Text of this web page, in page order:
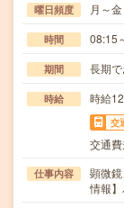
曜日頻度 月～金
時間 08:15
期間 長期
時給 時給
交
交通
仕事内容
顕微
情報